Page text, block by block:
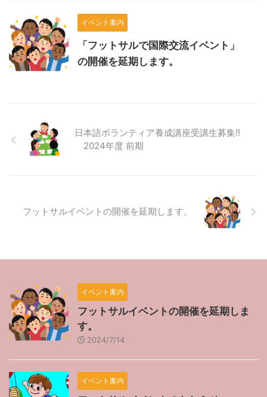
イベント案内
「フットサルで国際交流イベント」
の開催を延期します。
日本語ボランティア養成講座受講生募集!!
2024年度 前期
フットサルイベントの開催を延期します。
イベント案内
フットサルイベントの開催を延期しま
す。
2024/7/14
イベント案内